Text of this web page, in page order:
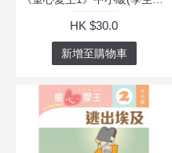
HK $30.0
新增至購物車